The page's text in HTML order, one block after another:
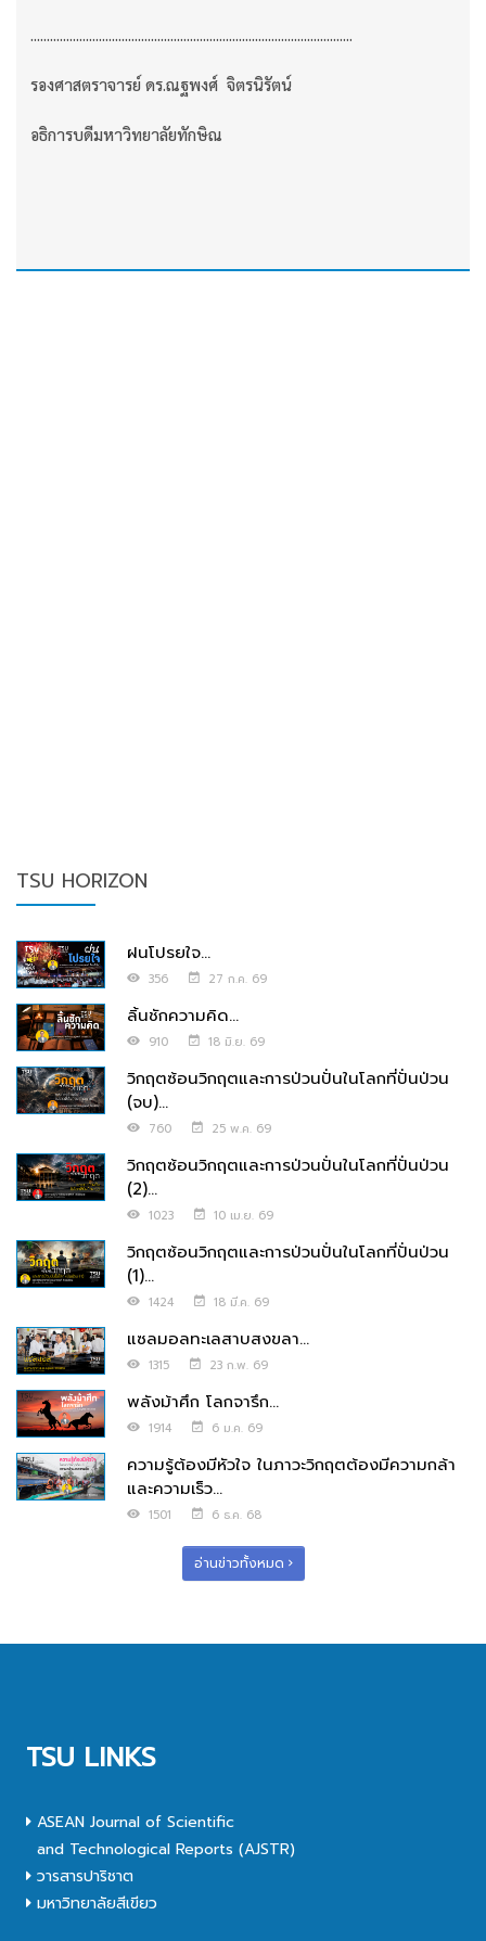
...................................................................................................
รองศาสตราจารย์ ดร.ณฐพงศ์ จิตรนิรัตน์
อธิการบดีมหาวิทยาลัยทักษิณ
TSU HORIZON
ฝนโปรยใจ...
356 27 ก.ค. 69
ลิ้นชักความคิด...
910 18 มิ.ย. 69
วิกฤตซ้อนวิกฤตและการป่วนปั่นในโลกที่ปั่นป่วน
(จบ)...
760 25 พ.ค. 69
วิกฤตซ้อนวิกฤตและการป่วนปั่นในโลกที่ปั่นป่วน
(2)...
1023 10 เม.ย. 69
วิกฤตซ้อนวิกฤตและการป่วนปั่นในโลกที่ปั่นป่วน
(1)...
1424 18 มี.ค. 69
แซลมอลทะเลสาบสงขลา...
1315 23 ก.พ. 69
พลังม้าศึก โลกจารึก...
1914 6 ม.ค. 69
ความรู้ต้องมีหัวใจ ในภาวะวิกฤตต้องมีความกล้า
และความเร็ว...
1501 6 ธ.ค. 68
อ่านข่าวทั้งหมด
TSU LINKS
ASEAN Journal of Scientific
and Technological Reports (AJSTR)
วารสารปาริชาต
มหาวิทยาลัยสีเขียว